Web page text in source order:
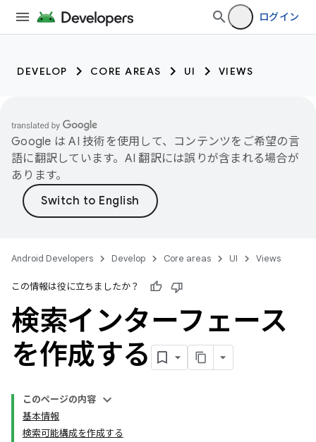
ログイン
DEVELOP CORE AREAS UI VIEWS
Google は AI 技術を使用して、コンテンツをご希望の言
語に翻訳しています。AI 翻訳には誤りが含まれる場合が
あります。
Android Developers Develop Core areas UI Views
この情報は役に立ちましたか？
検索インターフェース
を作成する
このページの内容
基本情報
検索可能構成を作成する